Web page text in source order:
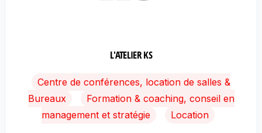
L'ATELIER KS
Centre de conférences, location de salles &
Bureaux
Formation & coaching, conseil en
management et stratégie
Location